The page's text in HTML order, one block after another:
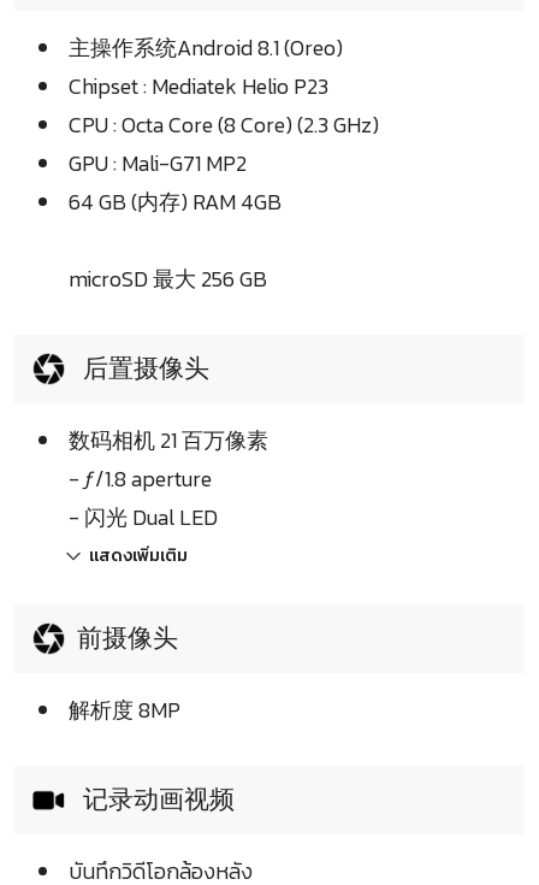
主操作系统Android 8.1 (Oreo)
Chipset : Mediatek Helio P23
CPU : Octa Core (8 Core) (2.3 GHz)
GPU : Mali-G71 MP2
64 GB (内存) RAM 4GB
microSD 最大 256 GB
后置摄像头
数码相机 21 百万像素
- ƒ/1.8 aperture
- 闪光 Dual LED
แสดงเพิ่มเติม
前摄像头
解析度 8MP
记录动画视频
บันทึกวิดีโอกล้องหลัง